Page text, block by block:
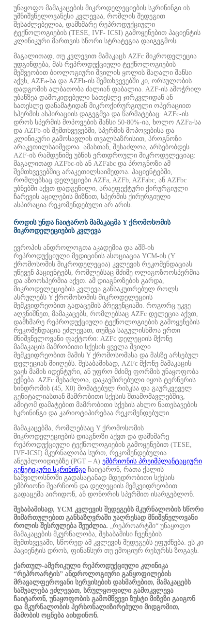
უნაყოფო მამაკაცების მიკროდელეციების სკრინინგი ის
უმნიშვნელოვანესი კვლევაა, რომლის შედეგით
შესაძლებელია, დამხმარე რეპროდუქციული
ტექნოლოგიების (TESE, IVF- ICSI) გამოყენებით პაციენტის
კლინიკური მართვის სწორი სტრატეგია დაიგეგმოს.
მაგალითად, თუ კვლევით მამაკაცს AZFc მიკროდელეცია
უდგინდება, მას რეპროდუქციული ტექნოლოგიების
მეშვეობით ბიოლოგიური შვილის ყოლის მაღალი შანსი
აქვს, AZFa-სა და AZFb-ის შემთხვევებში კი, ორსულობის
დადგომის ალბათობა ძალიან დაბალია. AZF-ის ამოჭრილ
უბანზეა დამოკიდებული სათესლე ჯირკვლიდან ან
სათესლე დანამატიდან მიკროქირურგიული ოპერაციით
სპერმის ასპირაციის დაგეგმვა და წარმატებაც: AZFc-ის
დროს სპერმის მოპოვების შანსი 50-80%-ია, ხოლო AZFa-სა
და AZFb-ის შემთხვევებში, სპერმის მოპოვებისა და
კლინიკური გამოსავლის თვალსაზრისით, პროგნოზი
არაკეთილსაიმედოა. ამასთან, შესაძლოა, არსებობდეს
AZF-ის რამდენიმე უბნის ერთდროული მიკროდელეციაც:
მაგალითად AZFbc-ის ან AZFabc და პროგნოზი ამ
შემთხვევებშიც არაკეთილსაიმედოა. პაციენტებში,
რომლებსაც დელეციები AZFa, AZFb, AZFabc, ან AZFbc
უბნებში აქვთ დადგენილი, არაეფექტური ქირურგიული
ჩარევის აცილების მიზნით, სპერმის ქირურგიული
ასპირაცია რეკომენდებული არ არის.
როდის უნდა ჩაიტაროს მამაკაცმა Y ქრომოსომის
მიკროდელეციების კვლევა
ევროპის ანდროლოგთა აკადემია და აშშ-ის
რეპროდუქციული მედიცინის ასოციაცია YCM-ის (Y
ქრომოსომის მიკროდელეცია) კვლევის რეკომენდაციას
უწევენ პაციენტებს, რომლებსაც მძიმე ოლიგოზოოსპერმია
და აზოოსპერმია აქვთ. ამ დიაგნოზების გარდა,
მიკროდელეციების კვლევა განსაკუთრებულ როლს
ასრულებს Y ქრომოსომის მიკროდელეციის
მემკვიდრეობით გადაცემის პრევენციაში. როგორც უკვე
აღვნიშნეთ, მამაკაცებს, რომლებსაც AZFc დელეცია აქვთ,
დამხმარე რეპროდუქციული ტექნოლოგიების გამოყენების
რეკომენდაცია ეძლევათ, თუმცა საგულისხმოა ერთი
მნიშვნელოვანი ფაქტორი: AZFc დელეციის მქონე
მამაკაცის მამრობითი სქესის ყველა შვილი
მემკვიდრეობით მამის Y ქრომოსომასა და მასზე არსებულ
დელეციას მიიღებს. შესაბამისად, AZFc მქონე მამაკაცის
ვაჟს მამის იდენტური, ან უფრო მძიმე ფორმის უნაყოფობა
ექნება. AZFc შესაძლოა, დაკავშირებული იყოს ტერნერის
სინდრომის (45, X0) მომატებულ რისკსა და გაურკვეველ
გენიტალიასთან მამრობითი სქესის შთამომავლებშიც,
ამიტომ დამატებით მამრობითი სქესის ახლო ნათესავების
სკრინინგი და კარიოტიპირებაა რეკომენდებული.
მამაკაცებმა, რომლებსაც Y ქრომოსომის
მიკროდელეციების დიაგნოზი აქვთ და დამხმარე
რეპროდუქციული ტექნოლოგიების გამოყენებით (TESE,
IVF-ICSI) მკურნალობა სურთ, რეკომენდებულია
ანეუპლოიდიებზე (PGT – A) ემბრიონის პრეიმპლანტაციური
გენეტიკური სკრინინგი ჩაიტარონ, რათა ქალის
საშვილოსნოში გადასატანად მდედრობითი სქესის
ემბრიონი შეარჩიონ და დელეციის მემკვიდრეობით
გადაცემა აირიდონ, ან დონორის სპერმით ისარგებლონ.
შესაბამისად, YCM კვლევის შედეგებს მკურნალობის სწორი
მიმართულებით განსაზღვრაში უაღრესად მნიშვნელოვანი
როლის შესრულება შეუძლია. „რეპროარტში“ უნაყოფო
მამაკაცების მკურნალობა, შესაბამისი ჩვენების
შემთხვევაში, სწორედ ამ კვლევის შედეგებს ეფუძნება. ეს კი
პაციენტის დროს, ფინანსურ თუ ემოციურ რესურსს ზოგავს.
ქართულ-ამერიკული რეპროდუქციული კლინიკა
“რეპროარტის” ანდროლოგიური განყოფილების
მრავალფეროვანი სერვისების დახმარებით, მამაკაცებს
საშუალება ეძლევათ, სრულყოფილი გამოკვლევა
ჩაიტარონ, უნაყოფობის გამომწვევი ზუსტი მიზეზი გაიგონ
და მკურნალობის პერსონალიზირებული მიდგომით,
მამობის ოცნება აიხდინონ.